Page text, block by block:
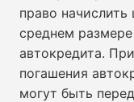
право
среднем
автокредита.
погашения
могут быть